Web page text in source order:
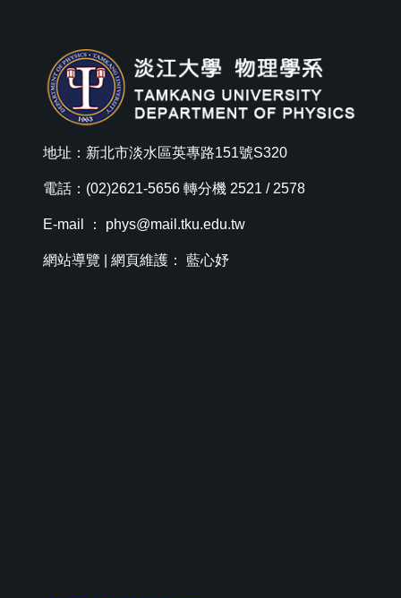
地址：新北市淡水區英專路151號S320
電話：(02)2621-5656 轉分機 2521 / 2578
E-mail ： phys@mail.tku.edu.tw
網站導覽 | 網頁維護： 藍心妤